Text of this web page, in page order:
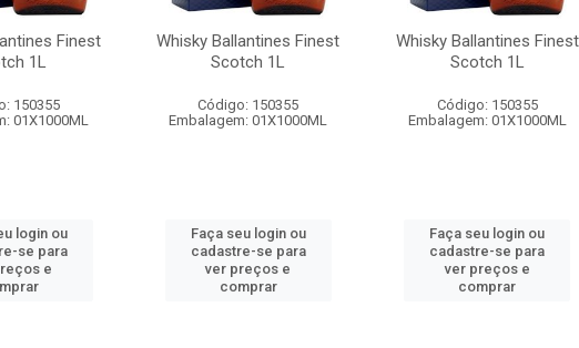
Finest
1L
150355
01X1000ML
login ou
se para
e
Whisky Ballantines Finest
Scotch 1L
Código: 150355
Embalagem: 01X1000ML
Faça seu login ou
cadastre-se para
ver preços e
comprar
Whisky Ballantines Finest
Scotch 1L
Código: 150355
Embalagem: 01X1000ML
Faça seu login ou
cadastre-se para
ver preços e
comprar